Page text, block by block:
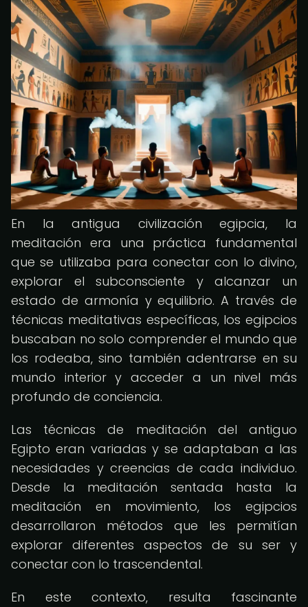
En la antigua civilización egipcia, la
meditación era una práctica fundamental
que se utilizaba para conectar con lo divino,
explorar el subconsciente y alcanzar un
estado de armonía y equilibrio. A través de
técnicas meditativas específicas, los egipcios
buscaban no solo comprender el mundo que
los rodeaba, sino también adentrarse en su
mundo interior y acceder a un nivel más
profundo de conciencia.
Las técnicas de meditación del antiguo
Egipto eran variadas y se adaptaban a las
necesidades y creencias de cada individuo.
Desde la meditación sentada hasta la
meditación en movimiento, los egipcios
desarrollaron métodos que les permitían
explorar diferentes aspectos de su ser y
conectar con lo trascendental.
En este contexto, resulta fascinante